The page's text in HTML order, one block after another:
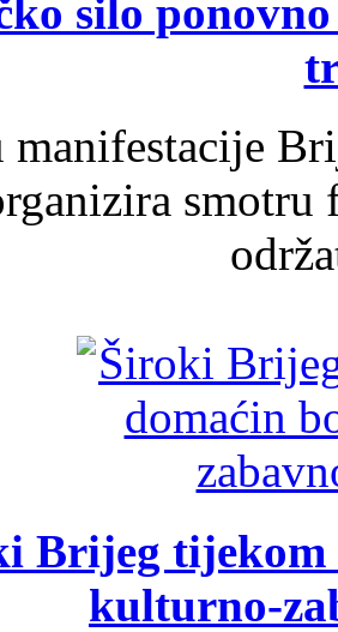
silo
manifestacije
Brijeg tijekom
kulturno-